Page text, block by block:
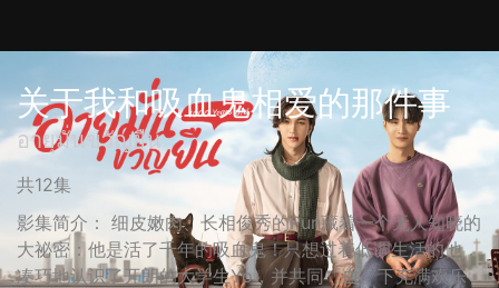
关于我和吸血鬼相爱的那件事
อายุมั่นขวัญยืน
共12集
影集简介： 细皮嫩肉、长相俊秀的Pun藏着一个无人知晓的
大祕密：他是活了千年的吸血鬼！只想过着低调生活的他，
凑巧地认识了开朗的大学生Yo，并共同「血」下充满欢乐